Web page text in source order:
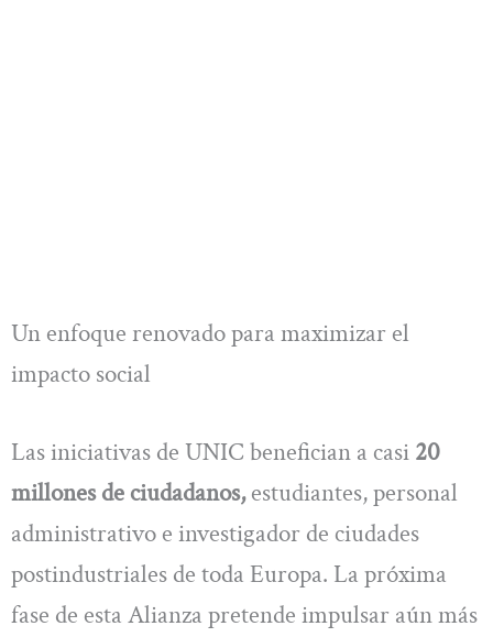
Un enfoque renovado para maximizar el
impacto social
Las iniciativas de UNIC benefician a casi 20
millones de ciudadanos,estudiantes, personal
administrativo e investigador de ciudades
postindustriales de toda Europa. La próxima
fase de esta Alianza pretende impulsar aún más